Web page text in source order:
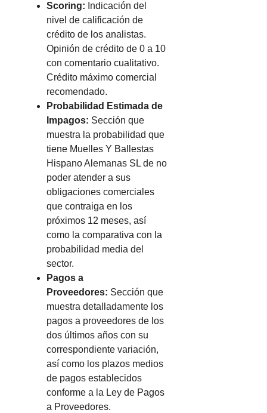
Scoring: Indicación del
nivel de calificación de
crédito de los analistas.
Opinión de crédito de 0 a 10
con comentario cualitativo.
Crédito máximo comercial
recomendado.
Probabilidad Estimada de
Impagos: Sección que
muestra la probabilidad que
tiene Muelles Y Ballestas
Hispano Alemanas SL de no
poder atender a sus
obligaciones comerciales
que contraiga en los
próximos 12 meses, así
como la comparativa con la
probabilidad media del
sector.
Pagos a
Proveedores: Sección que
muestra detalladamente los
pagos a proveedores de los
dos últimos años con su
correspondiente variación,
así como los plazos medios
de pagos establecidos
conforme a la Ley de Pagos
a Proveedores.